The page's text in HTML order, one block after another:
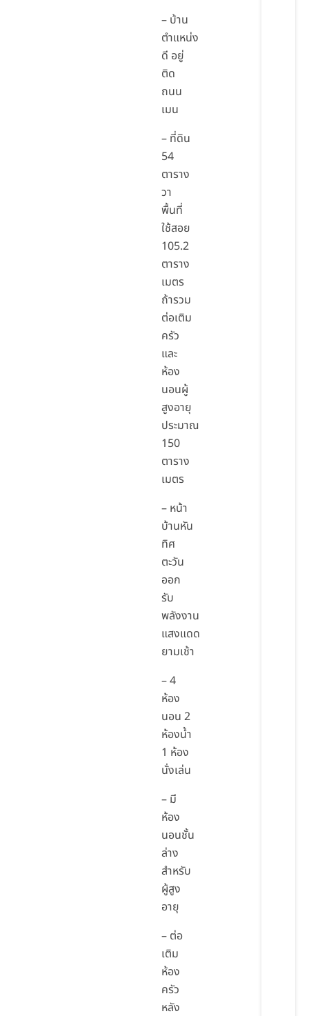
– บ้าน
ตำแหน่ง
ดี อยู่
ติด
ถนน
เมน
– ที่ดิน
54
ตาราง
วา
พื้นที่
ใช้สอย
105.2
ตาราง
เมตร
ถ้ารวม
ต่อเติม
ครัว
และ
ห้อง
นอนผู้
สูงอายุ
ประมาณ
150
ตาราง
เมตร
– หน้า
บ้านหัน
ทิศ
ตะวัน
ออก
รับ
พลังงาน
แสงแดด
ยามเช้า
– 4
ห้อง
นอน 2
ห้องน้ำ
1 ห้อง
นั่งเล่น
– มี
ห้อง
นอนชั้น
ล่าง
สำหรับ
ผู้สูง
อายุ
– ต่อ
เติม
ห้อง
ครัว
หลัง